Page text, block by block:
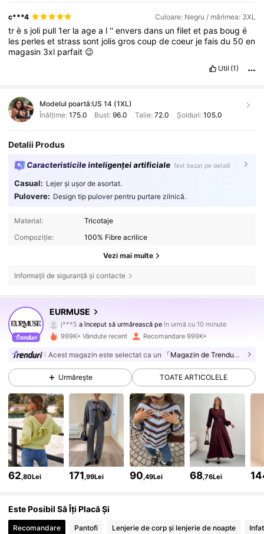
c***4 Culoare: Negru / mărimea: 3XL
très joli pull1er laagea l ''enversdans unfiletet pas bougé
les perlesetstrasssont jolisgroscoupdecoeur jefaisdu 50en
magasin 3xl parfait 😉
Util (1)
Modelul poartă:US 14 (1XL)
Înălțime: 175.0 Bust:96.0 Talie: 72.0 Șolduri: 105.0
Detalii Produs
Caracteristicile inteligenței artificiale Text bazat pe detalii
Casual: Lejer și ușor de asortat.
Pulovere: Design tip pulover pentru purtare zilnică.
Material:
Tricotaje
Compoziție:
100% Fibre acrilice
Vezi mai multe
Informații de siguranță și contacte
EURMUSE
j***5a început să urmărească pe
s***3 navighează
4,75
354K Urmăritori
4,75 354K Urmăritori
4,75 354K Urmăritori
4,75 354K Urmăritori
4,75 354K Urmăritori
999K+ Vândute recent Recomandare 999K+
Acest magazin este selectat ca un 「Magazin de Trenduri」
Urmărește TOATE ARTICOLELE
62,80Lei 171,99Lei 90,49Lei 68,76Lei
Este Posibil Să Îți Placă Și
Recomandare Pantofi Lenjerie de corp și lenjerie de noapte